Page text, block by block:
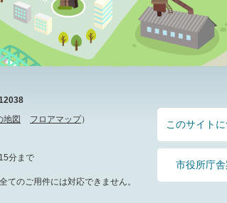
地図 フロアマップ）
分まで
てのご用件には対応できません。
このサイト
市役所庁